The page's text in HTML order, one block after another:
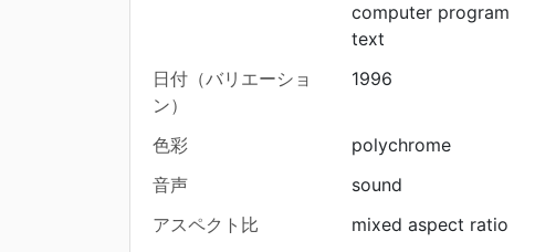
computer program
text
日付（バリエーショ
ン）
1996
色彩
polychrome
音声
sound
アスペクト比
mixed aspect ratio